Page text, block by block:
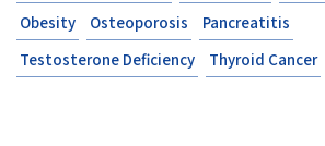
Obesity
Osteoporosis
Pancreatitis
Testosterone Deficiency
Thyroid Cancer